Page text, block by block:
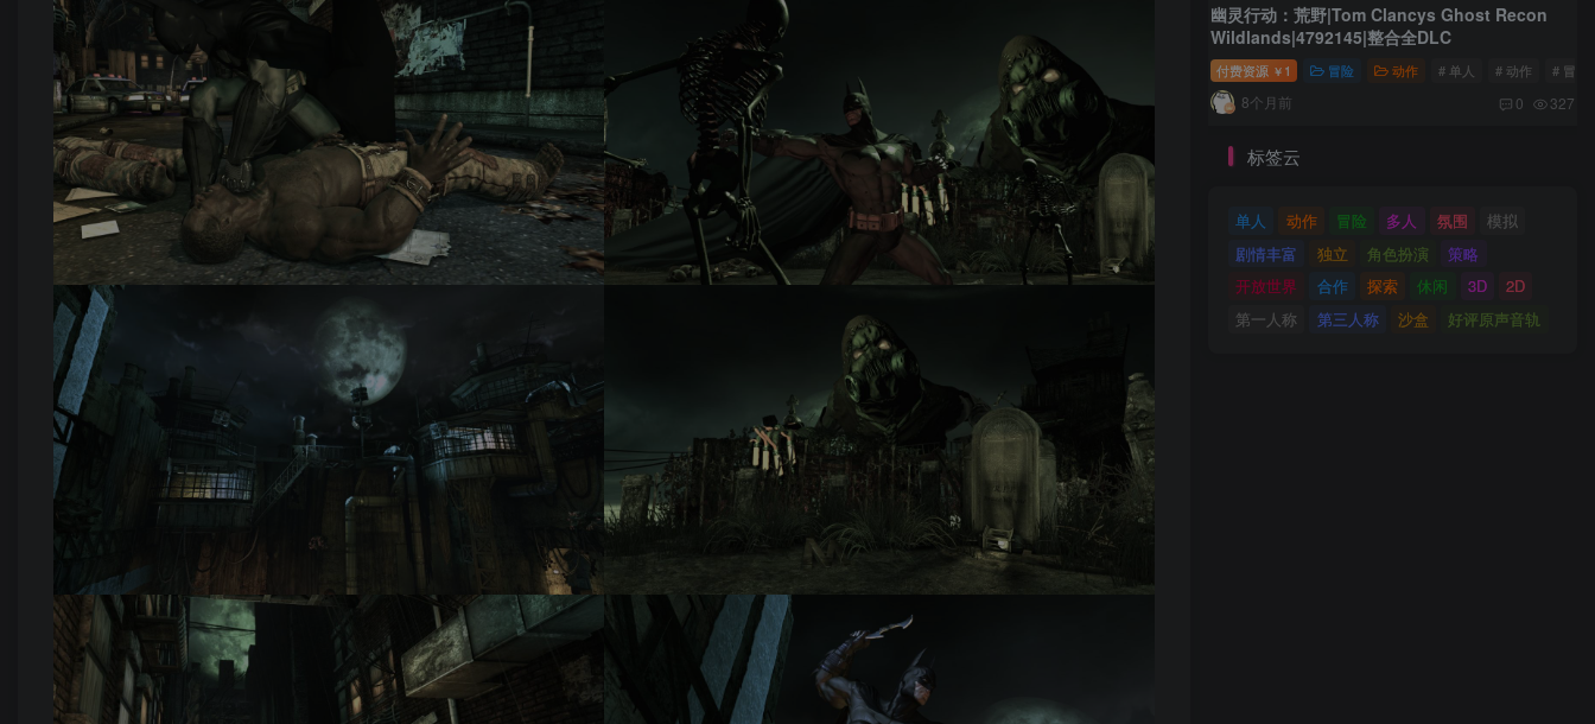
幽灵行动：荒野|Tom Clancys Ghost Recon
Wildlands|4792145|整合全DLC
付费资源 ￥ 1 冒险 动作 # 单人 # 动作 # 冒险
8个月前 0 327
标签云
单人 动作 冒险 多人 氛围
模拟
剧情丰富
独立 角色扮演
策略
开放世界
合作 探索 休闲 3D
2D
第一人称
第三人称 沙盒 好评原声音轨